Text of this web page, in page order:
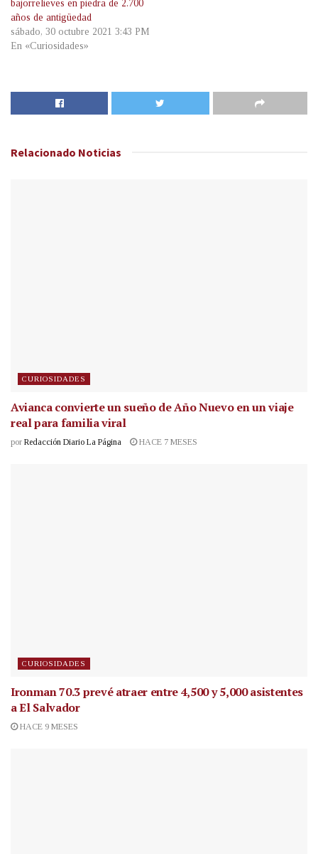
bajorrelieves en piedra de 2.700
años de antigüedad
sábado, 30 octubre 2021 3:43 PM
En «Curiosidades»
Relacionado Noticias
CURIOSIDADES
Avianca convierte un sueño de Año Nuevo en un viaje
real para familia viral
por Redacción Diario La Página HACE 7 MESES
CURIOSIDADES
Ironman 70.3 prevé atraer entre 4,500 y 5,000 asistentes
a El Salvador
HACE 9 MESES